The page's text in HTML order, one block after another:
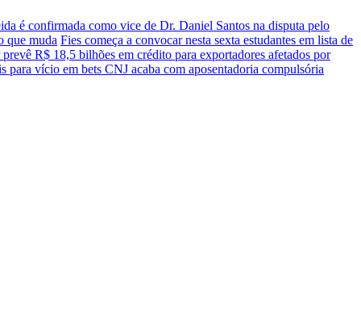
é confirmada como vice de Dr. Daniel Santos na disputa pelo
que muda Fies começa a convocar nesta sexta estudantes em lista de
prevê R$ 18,5 bilhões em crédito para exportadores afetados por
para vício em bets CNJ acaba com aposentadoria compulsória